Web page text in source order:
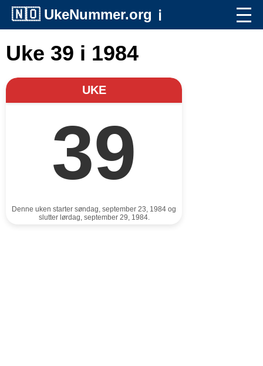
🇳🇴 UkeNummer.org ℹ️
Uke 39 i 1984
UKE
39
Denne uken starter søndag, september 23, 1984 og
slutter lørdag, september 29, 1984.